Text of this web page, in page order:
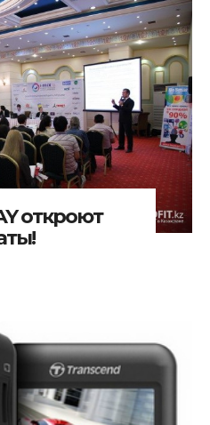
откроют